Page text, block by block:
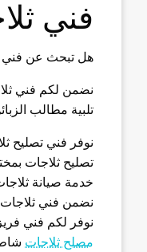
فني
هل تبحث عن فني
تلبية مطالب
نوفر فني تصليح
تصليح ثلاجات
خدمة صيانة
نضمن فني ثلاجات
نوفر لكم فني
مصلح ثلاجات